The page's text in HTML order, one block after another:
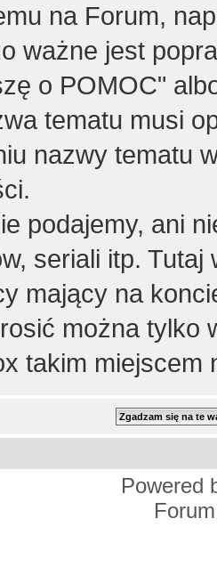
na Forum,
ważne jest
o POMOC"
tematu musi
nazwy tematu
podajemy, ani
seriali itp. Tutaj
mający na
można tylko
takim miejscem
Powered